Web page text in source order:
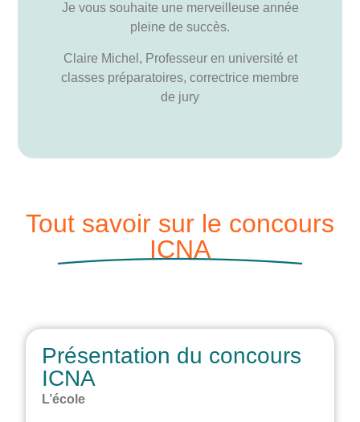
Je vous souhaite une merveilleuse année
pleine de succès.
Claire Michel, Professeur en université et
classes préparatoires, correctrice membre
de jury
Tout savoir sur le concours
ICNA
Présentation du concours
ICNA
L’école